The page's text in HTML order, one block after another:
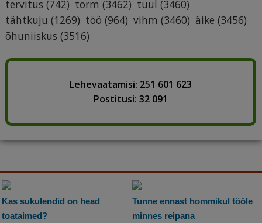
tervitus (742) torm (3462) tuul (3460)
tähtkuju (1269) töö (964) vihm (3460) äike (3456)
õhuniiskus (3516)
Lehevaatamisi: 251 601 623
Postitusi: 32 091
Kas sukulendid on head
toataimed?
Tunne ennast hommikul tööle
minnes reipana